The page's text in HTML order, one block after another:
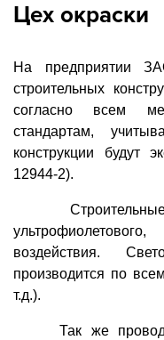
Цех окраски
На предприятии
строительных
согласно всем
стандартам,
конструкции будут
12944-2).
Строительные
воздействия.
производится по
т.д.).
Так же